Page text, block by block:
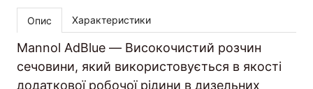
Опис Характеристики
Mannol AdBlue — Високочистий розчин
сечовини, який використовується в якості
додаткової робочої рідини в дизельних